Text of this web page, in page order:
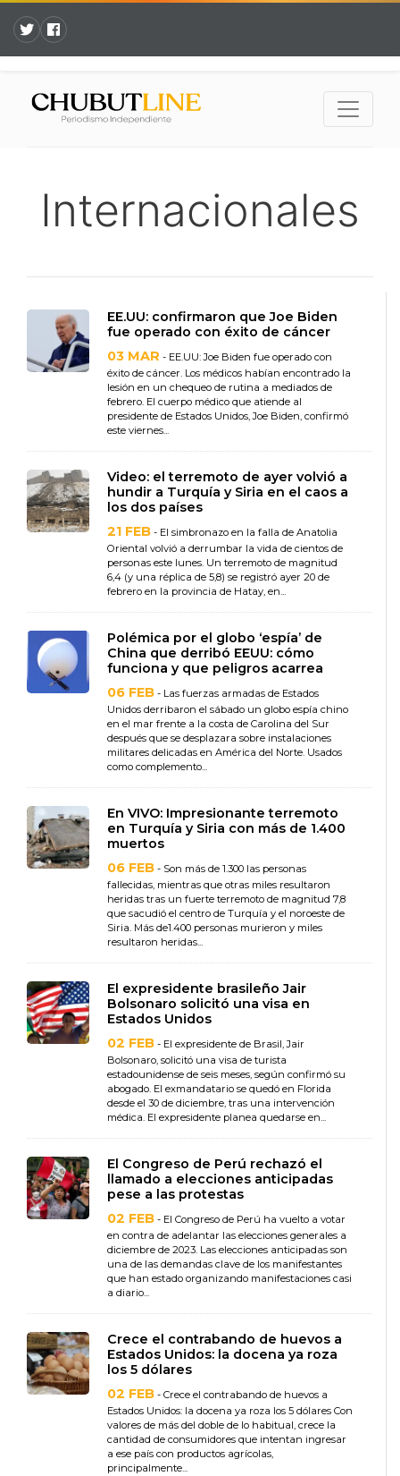
Internacionales
EE.UU: confirmaron que Joe Biden
fue operado con éxito de cáncer
03 MAR - EE.UU: Joe Biden fue operado con
éxito de cáncer. Los médicos habían encontrado la
lesión en un chequeo de rutina a mediados de
febrero. El cuerpo médico que atiende al
presidente de Estados Unidos, Joe Biden, confirmó
este viernes...
Video: el terremoto de ayer volvió a
hundir a Turquía y Siria en el caos a
los dos países
21 FEB - El simbronazo en la falla de Anatolia
Oriental volvió a derrumbar la vida de cientos de
personas este lunes. Un terremoto de magnitud
6,4 (y una réplica de 5,8) se registró ayer 20 de
febrero en la provincia de Hatay, en...
Polémica por el globo ‘espía’ de
China que derribó EEUU: cómo
funciona y que peligros acarrea
06 FEB - Las fuerzas armadas de Estados
Unidos derribaron el sábado un globo espía chino
en el mar frente a la costa de Carolina del Sur
después que se desplazara sobre instalaciones
militares delicadas en América del Norte. Usados
como complemento...
En VIVO: Impresionante terremoto
en Turquía y Siria con más de 1.400
muertos
06 FEB - Son más de 1.300 las personas
fallecidas, mientras que otras miles resultaron
heridas tras un fuerte terremoto de magnitud 7,8
que sacudió el centro de Turquía y el noroeste de
Siria. Más de1.400 personas murieron y miles
resultaron heridas...
El expresidente brasileño Jair
Bolsonaro solicitó una visa en
Estados Unidos
02 FEB - El expresidente de Brasil, Jair
Bolsonaro, solicitó una visa de turista
estadounidense de seis meses, según confirmó su
abogado. El exmandatario se quedó en Florida
desde el 30 de diciembre, tras una intervención
médica. El expresidente planea quedarse en...
El Congreso de Perú rechazó el
llamado a elecciones anticipadas
pese a las protestas
02 FEB - El Congreso de Perú ha vuelto a votar
en contra de adelantar las elecciones generales a
diciembre de 2023. Las elecciones anticipadas son
una de las demandas clave de los manifestantes
que han estado organizando manifestaciones casi
a diario...
Crece el contrabando de huevos a
Estados Unidos: la docena ya roza
los 5 dólares
02 FEB - Crece el contrabando de huevos a
Estados Unidos: la docena ya roza los 5 dólares Con
valores de más del doble de lo habitual, crece la
cantidad de consumidores que intentan ingresar
a ese país con productos agrícolas,
principalmente...